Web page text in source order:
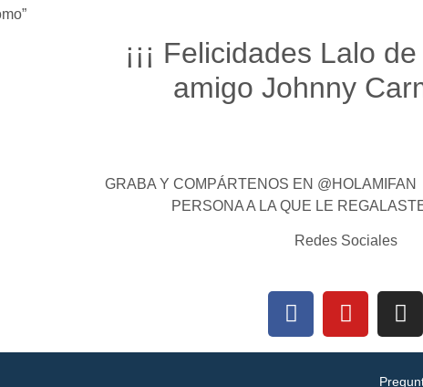
¡¡¡ Felicidades Lalo
amigo Johnny
GRABA Y COMPÁRTENOS EN
PERSONA A LA QUE LE
Redes Sociales